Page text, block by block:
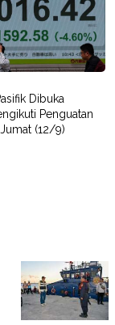
Dibuka
Penguatan
(12/9)